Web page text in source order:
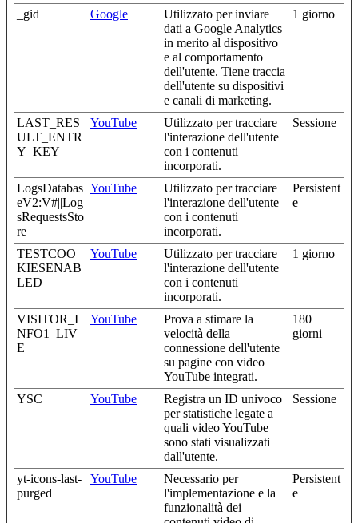
_gid Google
Utilizzato per inviare
dati a Google Analytics
in merito al dispositivo
e al comportamento
dell'utente. Tiene traccia
dell'utente su dispositivi
e canali di marketing.
1 giorno
LAST_RES
ULT_ENTR
Y_KEY
YouTube
Utilizzato per tracciare
l'interazione dell'utente
con i contenuti
incorporati.
Sessione
LogsDatabas
eV2:V#||Log
sRequestsSto
re
YouTube
Utilizzato per tracciare
l'interazione dell'utente
con i contenuti
incorporati.
Persistent
e
TESTCOO
KIESENAB
LED
YouTube
Utilizzato per tracciare
l'interazione dell'utente
con i contenuti
incorporati.
1 giorno
VISITOR_I
NFO1_LIV
E
YouTube
Prova a stimare la
velocità della
connessione dell'utente
su pagine con video
YouTube integrati.
180
giorni
YSC YouTube
Registra un ID univoco
per statistiche legate a
quali video YouTube
sono stati visualizzati
dall'utente.
Sessione
yt-icons-last-
purged
YouTube
Necessario per
l'implementazione e la
funzionalità dei
Persistent
e